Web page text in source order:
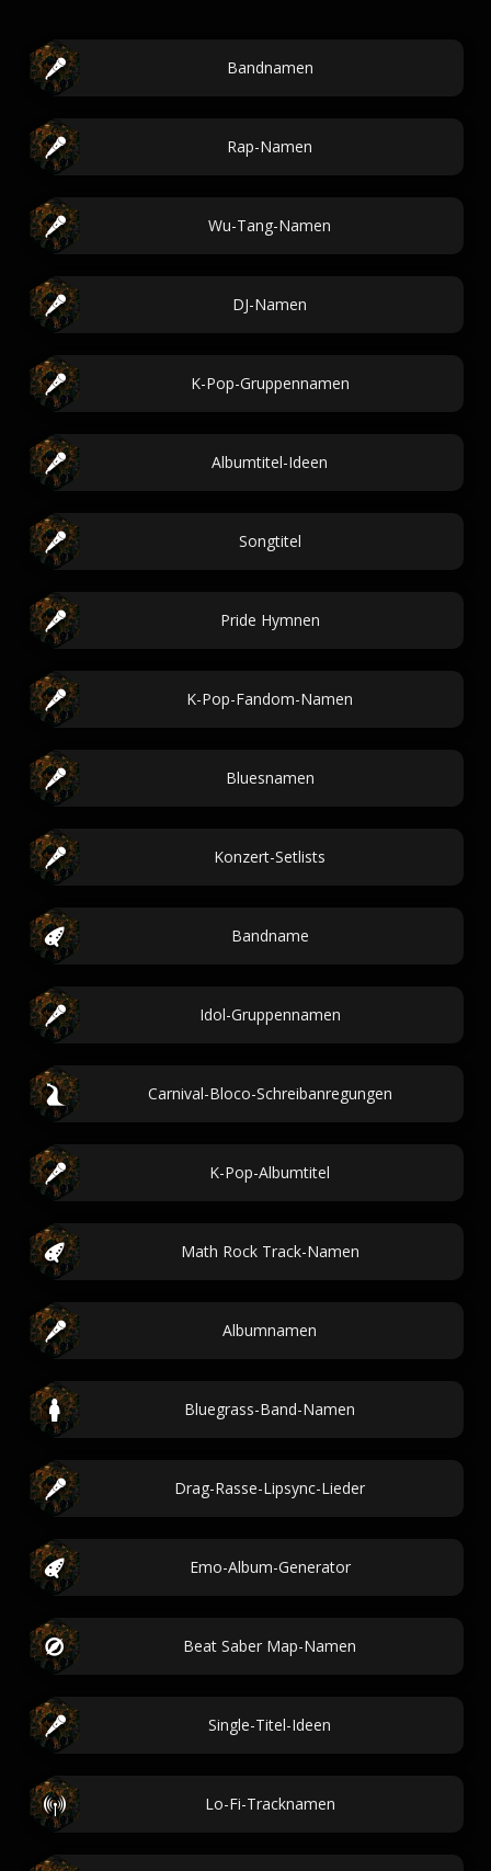
Bandnamen
Rap-Namen
Wu-Tang-Namen
DJ-Namen
K-Pop-Gruppennamen
Albumtitel-Ideen
Songtitel
Pride Hymnen
K-Pop-Fandom-Namen
Bluesnamen
Konzert-Setlists
Bandname
Idol-Gruppennamen
Carnival-Bloco-Schreibanregungen
K-Pop-Albumtitel
Math Rock Track-Namen
Albumnamen
Bluegrass-Band-Namen
Drag-Rasse-Lipsync-Lieder
Emo-Album-Generator
Beat Saber Map-Namen
Single-Titel-Ideen
Lo-Fi-Tracknamen